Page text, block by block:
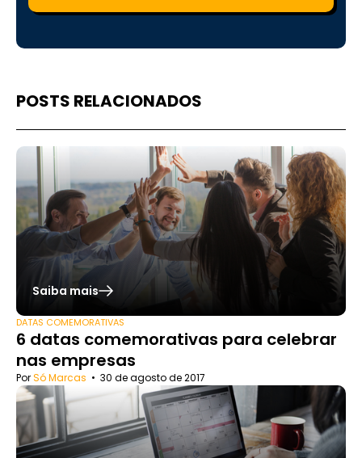
POSTS RELACIONADOS
Saiba mais
DATAS COMEMORATIVAS
6 datas comemorativas para celebrar
nas empresas
PorSó Marcas • 30 de agosto de 2017